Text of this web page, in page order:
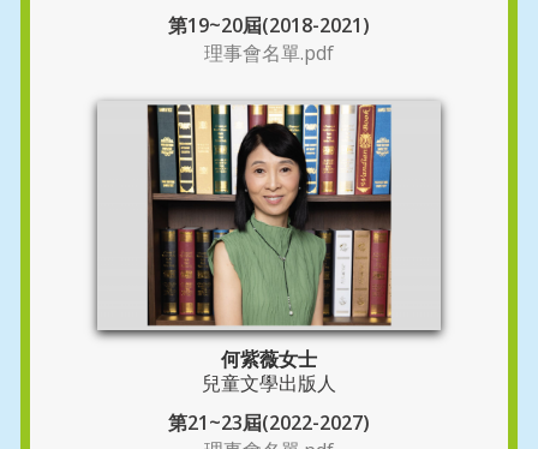
第19~20屆(2018-2021)
理事會名單.pdf
何紫薇女士
兒童文學出版人
第21~23屆(2022-2027)